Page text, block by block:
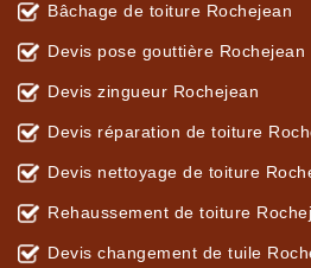
Bâchage de toiture Rochejean
Devis pose gouttière Rochejean
Devis zingueur Rochejean
Devis réparation de toiture
Devis nettoyage de toiture
Rehaussement de toiture
Devis changement de tuile